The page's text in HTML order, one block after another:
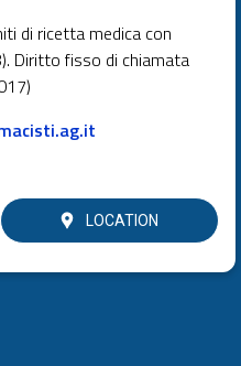
di ricetta medica con
Diritto fisso di chiamata
LOCATION